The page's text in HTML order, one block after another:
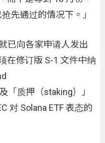
先通过的情况下。」
已向各家申请人发出
在修订版 S-1 文件中纳
「质押（staking）」
对 Solana ETF 表态的